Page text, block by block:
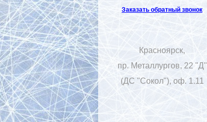
Заказать обратный звонок
Красноярск,
пр. Металлургов, 22 "Д"
(ДС "Сокол"), оф. 1.11